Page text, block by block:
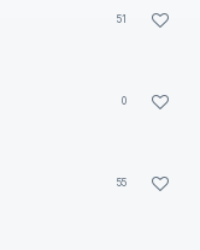
51
0
55